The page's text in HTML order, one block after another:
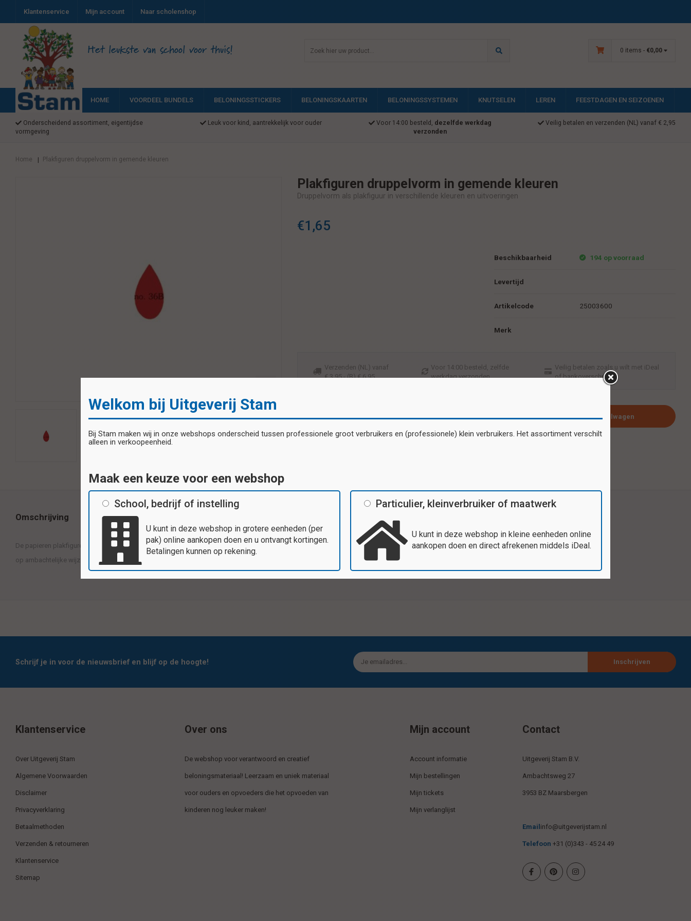
Klantenservice Mijn account Naar scholenshop
Het leukste van school voor thuis! 0 items - €0,00
HOME VOORDEEL BUNDELS BELONINGSSTICKERS BELONINGSKAARTEN BELONINGSSYSTEMEN KNUTSELEN LEREN FEESTDAGEN EN SEIZOENEN
Onderscheidend assortiment, eigentijdse
vormgeving
Leuk voor kind, aantrekkelijk voor ouder Voor 14:00 besteld, dezelfde werkdag
verzonden
Veilig betalen en verzenden (NL) vanaf € 2,95
Home | Plakfiguren druppelvorm in gemende kleuren
Plakfiguren druppelvorm in gemende kleuren
Druppelvorm als plakfiguur in verschillende kleuren en uitvoeringen
€1,65
Beschikbaarheid 194 op voorraad
Levertijd
Artikelcode 25003600
Merk
Verzenden (NL) vanaf
€ 3,95 - (B) € 6,95
Voor 14:00 besteld, zelfde
werkdag verzonden
Veilig betalen zoals u wilt met iDeal
of bankoverschrijving
Plaats in winkelwagen
Omschrijving
De papieren plakfiguren zijn erg leuk om mee te plakken en te knutselen. Vrolijke kleuren en diverse vormen,
op ambachtelijke wijze, gemaakt van ongegomd glanspapier. Inhoud: 200 stuks
Specificaties
Schrijf je in voor de nieuwsbrief en blijf op de hoogte! Inschrijven
Klantenservice
Over Uitgeverij Stam
Algemene Voorwaarden
Disclaimer
Privacyverklaring
Betaalmethoden
Verzenden & retourneren
Klantenservice
Sitemap
Over ons
De webshop voor verantwoord en creatief
beloningsmateriaal! Leerzaam en uniek materiaal
voor ouders en opvoeders die het opvoeden van
kinderen nog leuker maken!
Mijn account
Account informatie
Mijn bestellingen
Mijn tickets
Mijn verlanglijst
Contact
Uitgeverij Stam B.V.
Ambachtsweg 27
3953 BZ Maarsbergen
Emailinfo@uitgeverijstam.nl
Telefoon +31 (0)343 - 45 24 49
Welkom bij Uitgeverij Stam
Bij Stam maken wij in onze webshops onderscheid tussen professionele groot verbruikers en (professionele) klein verbruikers. Het assortiment verschilt
alleen in verkoopeenheid.
Maak een keuze voor een webshop
School, bedrijf of instelling
U kunt in deze webshop in grotere eenheden (per
pak) online aankopen doen en u ontvangt kortingen.
Betalingen kunnen op rekening.
Particulier, kleinverbruiker of maatwerk
U kunt in deze webshop in kleine eenheden online
aankopen doen en direct afrekenen middels iDeal.